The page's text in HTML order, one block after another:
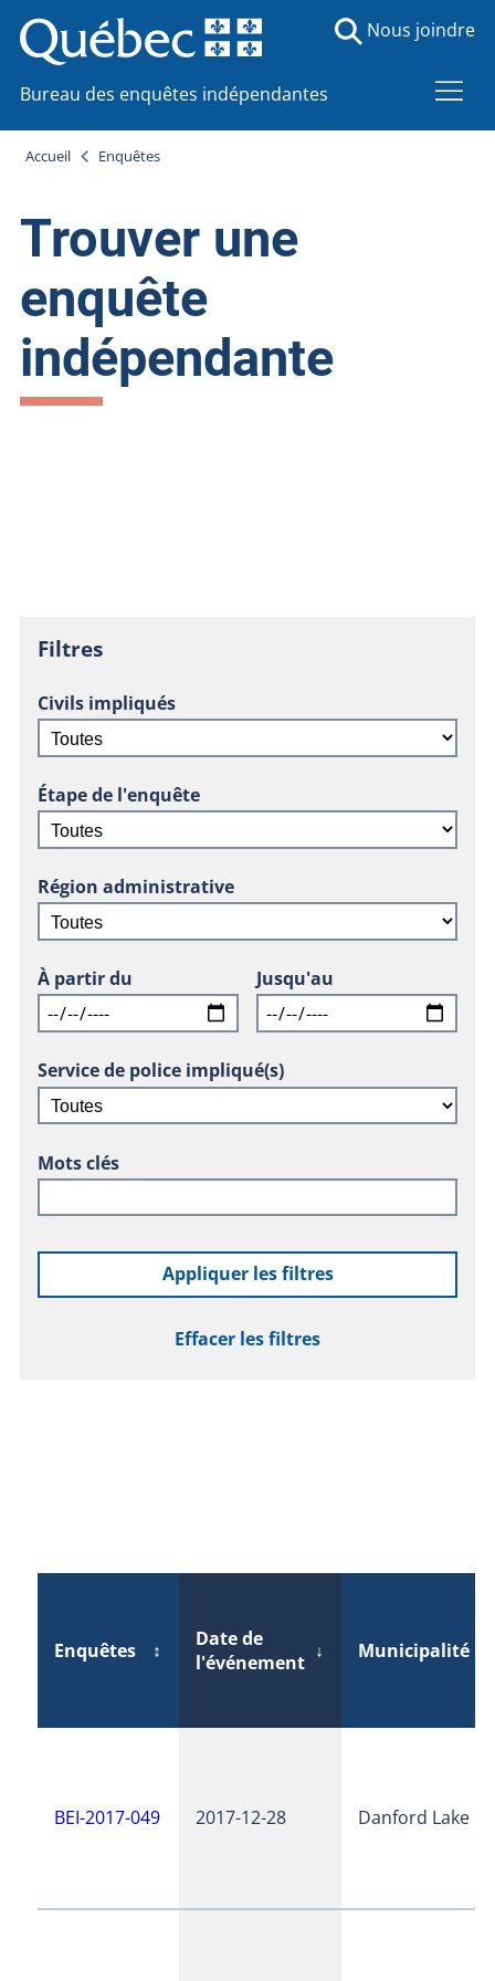
Bureau des enquêtes indépendantes
Nous joindre
Accueil Enquêtes
Trouver une
enquête
indépendante
Filtres
Civils impliqués
Étape de l'enquête
Région administrative
À partir du Jusqu'au
Service de police impliqué(s)
Mots clés
Appliquer les filtres
Effacer les filtres
Enquêtes ↕
Date de
l'événement ↓ Municipalité
BEI-2017-049 2017-12-28 Danford Lake